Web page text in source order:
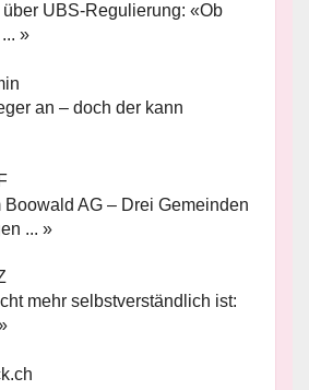
UBS-Regulierung: «Ob
»
an – doch der kann
Boowald AG – Drei Gemeinden
... »
mehr selbstverständlich ist: